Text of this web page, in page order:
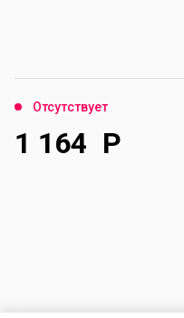
Отсутствует
1 164 Р